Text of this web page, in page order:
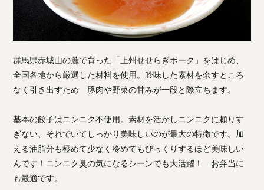
群馬県赤城山の麓で育った「上州せせらぎポーク」をはじめ、
全国各地から厳選した材料を使用。吟味した素材を余すところ
なく引き出すため 豚肉や野菜の甘みが一段と際立ちます。
基本の餃子はニンニク不使用。素材を活かしニンニクに頼りす
ぎない、それでいてしっかり美味しいのが最大の特徴です。加
える油脂分も極めて少なく冷めてもびっくりするほど美味しい
んです！ニンニク臭の気になるシーンでも大活躍！ お弁当に
も最適です。